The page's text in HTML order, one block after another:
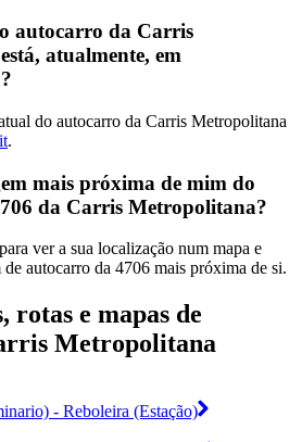
autocarro da Carris
atualmente, em
do autocarro da Carris Metropolitana
.
mais próxima de mim do
da Carris Metropolitana?
para ver a sua localização num mapa e
de autocarro da 4706 mais próxima de si.
rotas e mapas de
Metropolitana
- Reboleira (Estação)